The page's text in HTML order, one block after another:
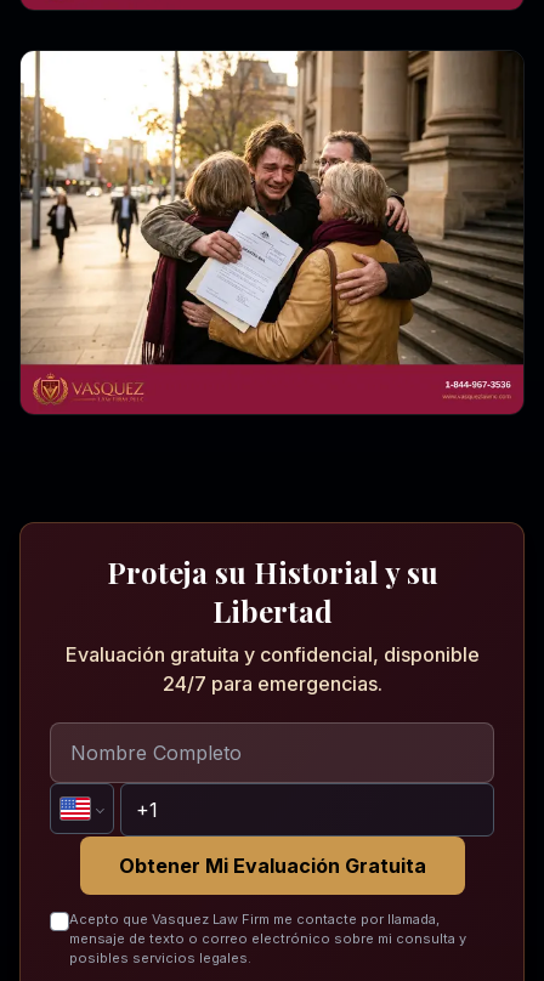
Proteja su Historial y su
Libertad
Evaluación gratuita y confidencial, disponible
24/7 para emergencias.
Obtener Mi Evaluación Gratuita
Acepto que Vasquez Law Firm me contacte por llamada,
mensaje de texto o correo electrónico sobre mi consulta y
posibles servicios legales.